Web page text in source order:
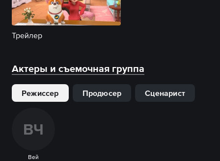
Трейлер
Актеры и съемочная группа
Режиссер Продюсер Сценарист
ВЧ
Вей